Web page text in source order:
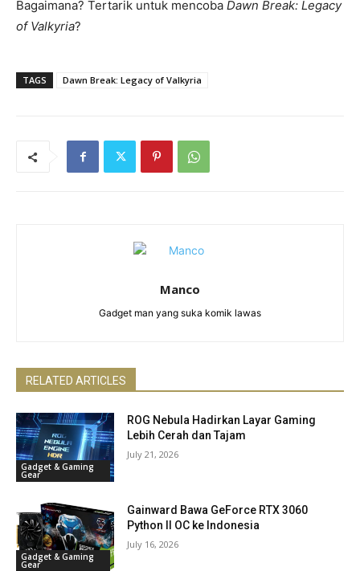
Bagaimana? Tertarik untuk mencoba Dawn Break: Legacy
of Valkyria?
TAGS Dawn Break: Legacy of Valkyria
Manco
Gadget man yang suka komik lawas
RELATED ARTICLES
Gadget & Gaming
Gear
ROG Nebula Hadirkan Layar Gaming
Lebih Cerah dan Tajam
July 21, 2026
Gadget & Gaming
Gear
Gainward Bawa GeForce RTX 3060
Python II OC ke Indonesia
July 16, 2026